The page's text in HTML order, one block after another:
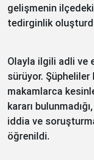
gelişmenin
tedirginlik
Olayla ilgili adli ve
sürüyor. Şüpheliler
makamlarca
kararı
iddia ve
öğrenildi.